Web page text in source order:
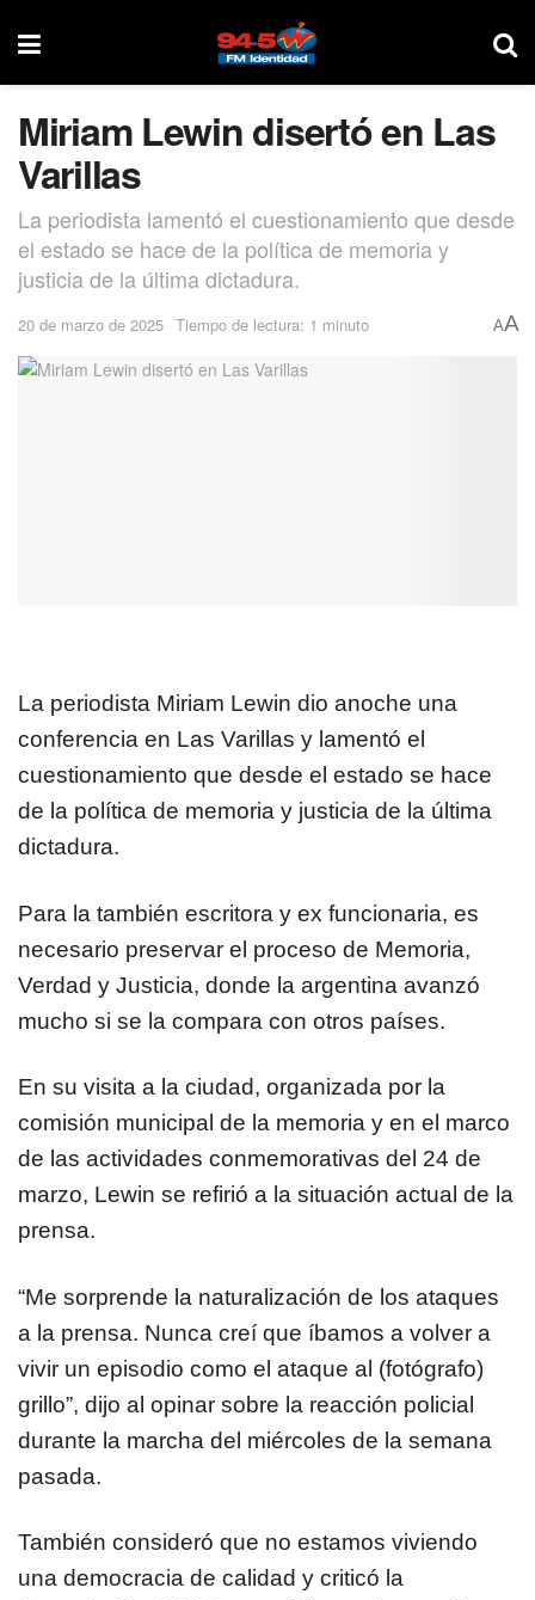
Miriam Lewin disertó en Las
Varillas
La periodista lamentó el cuestionamiento que desde
el estado se hace de la política de memoria y
justicia de la última dictadura.
20 de marzo de 2025 Tiempo de lectura: 1 minuto AA
La periodista Miriam Lewin dio anoche una
conferencia en Las Varillas y lamentó el
cuestionamiento que desde el estado se hace
de la política de memoria y justicia de la última
dictadura.
Para la también escritora y ex funcionaria, es
necesario preservar el proceso de Memoria,
Verdad y Justicia, donde la argentina avanzó
mucho si se la compara con otros países.
En su visita a la ciudad, organizada por la
comisión municipal de la memoria y en el marco
de las actividades conmemorativas del 24 de
marzo, Lewin se refirió a la situación actual de la
prensa.
“Me sorprende la naturalización de los ataques
a la prensa. Nunca creí que íbamos a volver a
vivir un episodio como el ataque al (fotógrafo)
grillo”, dijo al opinar sobre la reacción policial
durante la marcha del miércoles de la semana
pasada.
También consideró que no estamos viviendo
una democracia de calidad y criticó la